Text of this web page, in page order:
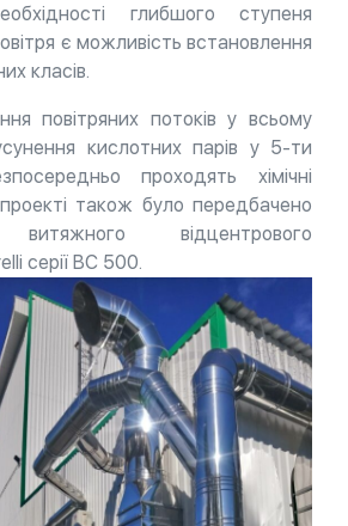
глибшого ступеня
є можливість встановлення
класів.
повітряних потоків у всьому
кислотних парів у 5-ти
проходять хімічні
також було передбачено
витяжного відцентрового
серії ВС 500.